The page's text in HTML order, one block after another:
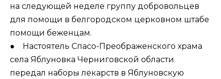
на следующей неделе группу добровольцев
для помощи в белгородском церковном штабе
помощи беженцам.
● Настоятель Спасо-Преображенского храма
села Яблуновка Черниговской области
передал наборы лекарств в Яблуновскую